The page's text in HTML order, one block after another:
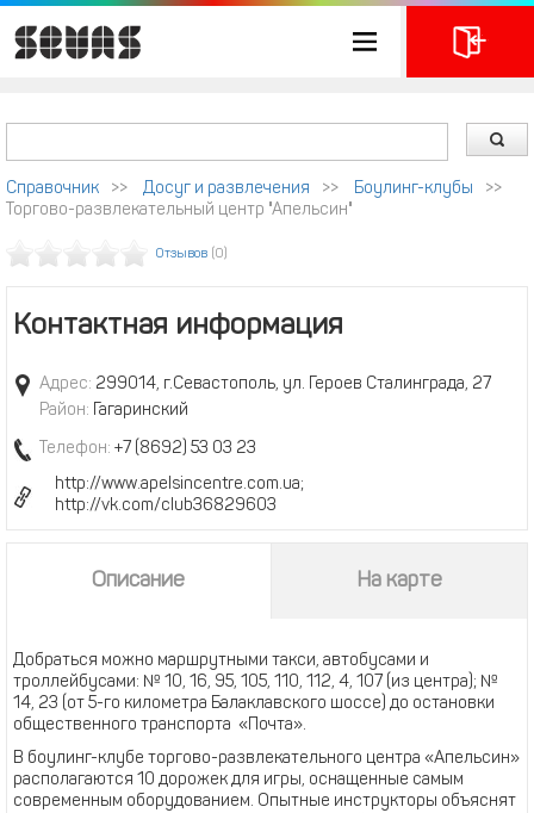
Справочник >> Досуг и развлечения >> Боулинг-клубы
>>
Торгово-развлекательный центр "Апельсин"
Отзывов (0)
Контактная информация
Адрес: 299014, г.Севастополь, ул. Героев Сталинграда, 27
Район: Гагаринский
Телефон: +7 (8692) 53 03 23
http://www.apelsincentre.com.ua;
http://vk.com/club36829603
Описание На карте
Добраться можно маршрутными такси, автобусами и
троллейбусами: № 10, 16, 95, 105, 110, 112, 4, 107 (из центра); №
14, 23 (от 5-го километра Балаклавского шоссе) до остановки
общественного транспорта «Почта».
В боулинг-клубе торгово-развлекательного центра «Апельсин»
располагаются 10 дорожек для игры, оснащенные самым
современным оборудованием. Опытные инструкторы объяснят